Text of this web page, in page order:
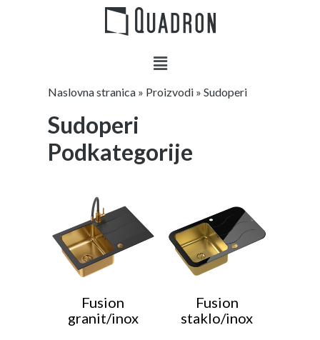
Naslovna stranica » Proizvodi »Sudoperi
Sudoperi
Podkategorije
Fusion
granit/inox
Fusion
staklo/inox